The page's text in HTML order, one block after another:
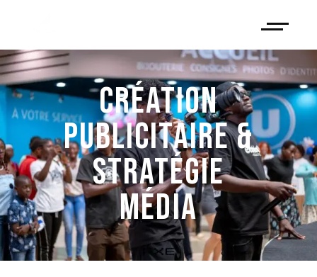
CRÉATION
PUBLICITAIRE &
STRATÉGIE
MÉDIA